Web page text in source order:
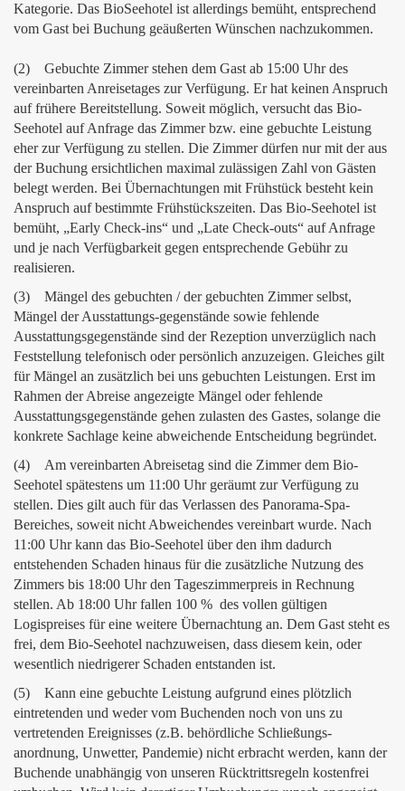
Kategorie. Das BioSeehotel ist allerdings bemüht, entsprechend
vom Gast bei Buchung geäußerten Wünschen nachzukommen.
(2) Gebuchte Zimmer stehen dem Gast ab 15:00 Uhr des
vereinbarten Anreisetages zur Verfügung. Er hat keinen Anspruch
auf frühere Bereitstellung. Soweit möglich, versucht das Bio-
Seehotel auf Anfrage das Zimmer bzw. eine gebuchte Leistung
eher zur Verfügung zu stellen. Die Zimmer dürfen nur mit der aus
der Buchung ersichtlichen maximal zulässigen Zahl von Gästen
belegt werden. Bei Übernachtungen mit Frühstück besteht kein
Anspruch auf bestimmte Frühstückszeiten. Das Bio-Seehotel ist
bemüht, „Early Check-ins“ und „Late Check-outs“ auf Anfrage
und je nach Verfügbarkeit gegen entsprechende Gebühr zu
realisieren.
(3) Mängel des gebuchten / der gebuchten Zimmer selbst,
Mängel der Ausstattungs-gegenstände sowie fehlende
Ausstattungsgegenstände sind der Rezeption unverzüglich nach
Feststellung telefonisch oder persönlich anzuzeigen. Gleiches gilt
für Mängel an zusätzlich bei uns gebuchten Leistungen. Erst im
Rahmen der Abreise angezeigte Mängel oder fehlende
Ausstattungsgegenstände gehen zulasten des Gastes, solange die
konkrete Sachlage keine abweichende Entscheidung begründet.
(4) Am vereinbarten Abreisetag sind die Zimmer dem Bio-
Seehotel spätestens um 11:00 Uhr geräumt zur Verfügung zu
stellen. Dies gilt auch für das Verlassen des Panorama-Spa-
Bereiches, soweit nicht Abweichendes vereinbart wurde. Nach
11:00 Uhr kann das Bio-Seehotel über den ihm dadurch
entstehenden Schaden hinaus für die zusätzliche Nutzung des
Zimmers bis 18:00 Uhr den Tageszimmerpreis in Rechnung
stellen. Ab 18:00 Uhr fallen 100 % des vollen gültigen
Logispreises für eine weitere Übernachtung an. Dem Gast steht es
frei, dem Bio-Seehotel nachzuweisen, dass diesem kein, oder
wesentlich niedrigerer Schaden entstanden ist.
(5) Kann eine gebuchte Leistung aufgrund eines plötzlich
eintretenden und weder vom Buchenden noch von uns zu
vertretenden Ereignisses (z.B. behördliche Schließungs-
anordnung, Unwetter, Pandemie) nicht erbracht werden, kann der
Buchende unabhängig von unseren Rücktrittsregeln kostenfrei